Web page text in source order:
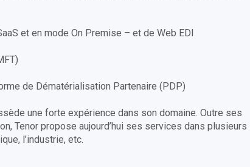
et en mode On Premise – et de Web EDI
de Dématérialisation Partenaire (PDP)
une forte expérience dans son domaine. Outre ses
Tenor propose aujourd’hui ses services dans plusieurs
l’industrie, etc.